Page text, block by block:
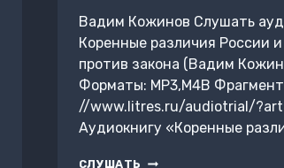
Вадим Кожинов Слушать
Коренные различия России
против закона (Вадим
Форматы: MP3,M4B
//www.litres.ru/audiotrial/
Аудиокнигу «Коренные
СЛУШАТЬ КОРЕННЫЕ